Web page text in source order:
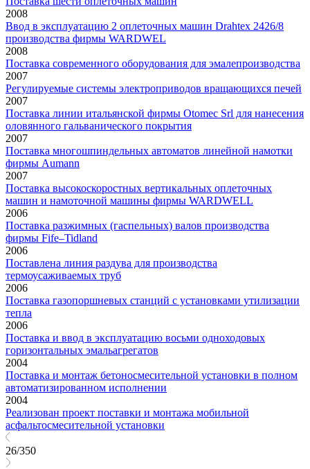
2008
Ввод в эксплуатацию 2 оплеточных машин Drahtex 2426/8
производства фирмы WARDWEL
2008
Поставка современного оборудования для эмалепроизводства
2007
Регулируемые системы электроприводов вращающихся печей
2007
Поставка линии итальянской фирмы Otomec Srl для нанесения
оловянного гальванического покрытия
2007
Поставка многошпиндельных автоматов линейной намотки
фирмы Aumann
2007
Поставка высокоскоростных вертикальных оплеточных
машин и намоточной машины фирмы WARDWELL
2006
Поставка разжимных (гаспельных) валов производства
фирмы Fife–Tidland
2006
Поставлена линия раздува для производства
термоусаживаемых труб
2006
Поставка газопоршневых станций с установками утилизации
тепла
2006
Поставка и ввод в эксплуатацию восьми одноходовых
горизонтальных эмальагрегатов
2004
Поставка и монтаж бетоносмесительной установки в полном
автоматизированном исполнении
2004
Реализован проект поставки и монтажа мобильной
асфальтосмесительной установки
26/350